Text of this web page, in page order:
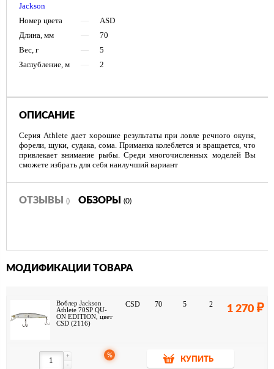
Jackson
Номер цвета
—
ASD
Длина, мм
—
70
Вес, г
—
5
Заглубление, м
— 2
ОПИСАНИЕ
Серия Athlete дает хорошие результаты при ловле речного окуня,
форели, щуки, судака, сома. Приманка колеблется и вращается, что
привлекает внимание рыбы. Среди многочисленных моделей Вы
сможете избрать для себя наилучший вариант
ОТЗЫВЫ () ОБЗОРЫ (0)
МОДИФИКАЦИИ ТОВАРА
Воблер Jackson
Athlete 70SP QU-
ON EDITION, цвет
CSD (2116)
CSD 70 5 2 1 270
-
+ %
КУПИТЬ